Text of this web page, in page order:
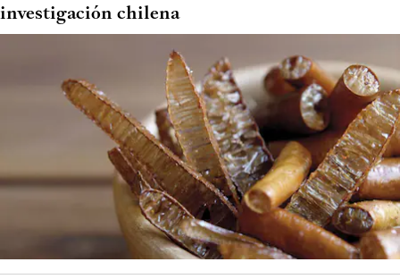
investigación chilena